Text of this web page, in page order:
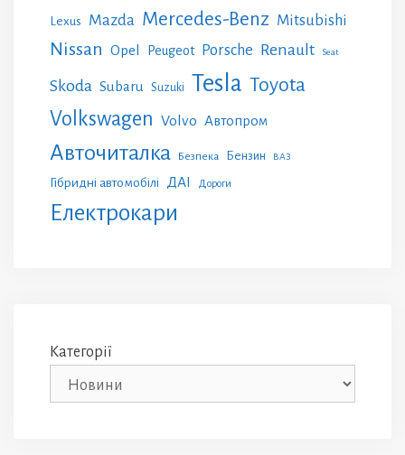
Lexus Mazda Mercedes-Benz Mitsubishi
Nissan Opel Peugeot Porsche Renault Seat
Skoda Subaru Suzuki Tesla Toyota
Volkswagen Volvo Автопром
Авточиталка Безпека Бензин ВАЗ
Гібридні автомобілі ДАІ Дороги
Електрокари
Категорії